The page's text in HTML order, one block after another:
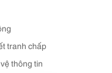
tranh chấp
thông tin